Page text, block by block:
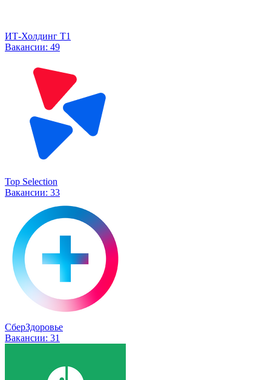
ИТ-Холдинг Т1
Вакансии: 49
Top Selection
Вакансии: 33
СберЗдоровье
Вакансии: 31